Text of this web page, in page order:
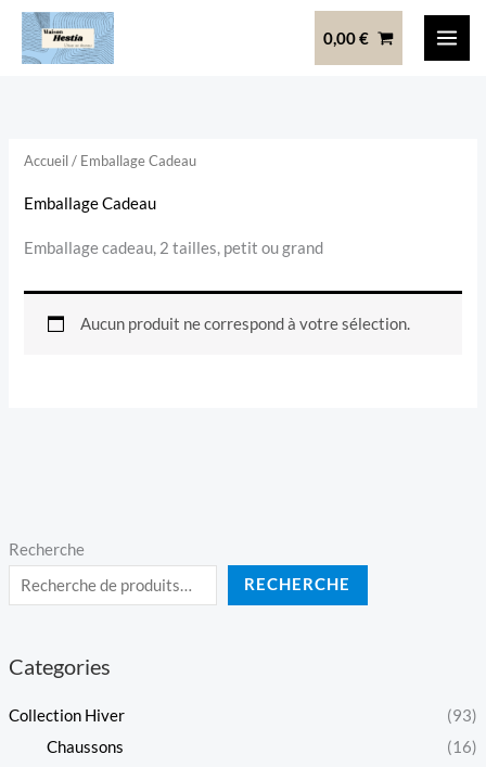
Aller
0,00€
Recherche
RECHERCHE
Categories
Collection Hiver
(93)
Chaussons
(16)
Accueil/ Emballage Cadeau
Emballage Cadeau
Emballage cadeau, 2 tailles, petit ou grand
Aucun produit ne correspond à votre sélection.